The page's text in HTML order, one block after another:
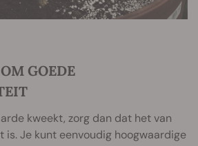
GOEDE
kweekt, zorg dan dat het van
is. Je kunt eenvoudig hoogwaardige